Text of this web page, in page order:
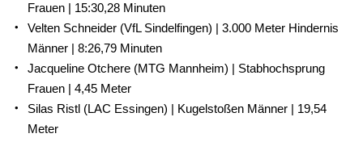
Frauen | 15:30,28 Minuten
Velten Schneider (VfL Sindelfingen) | 3.000 Meter Hindernis
Männer | 8:26,79 Minuten
Jacqueline Otchere (MTG Mannheim) | Stabhochsprung
Frauen | 4,45 Meter
Silas Ristl (LAC Essingen) | Kugelstoßen Männer | 19,54
Meter